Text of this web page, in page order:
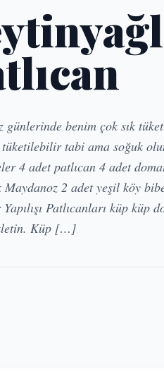
günlerinde benim çok sık
tabi ama soğuk
4 adet patlıcan 4 adet
Maydanoz 2 adet yeşil köy
Patlıcanları küp küp
Küp […]